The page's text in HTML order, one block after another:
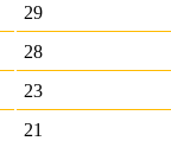
29
28
23
21